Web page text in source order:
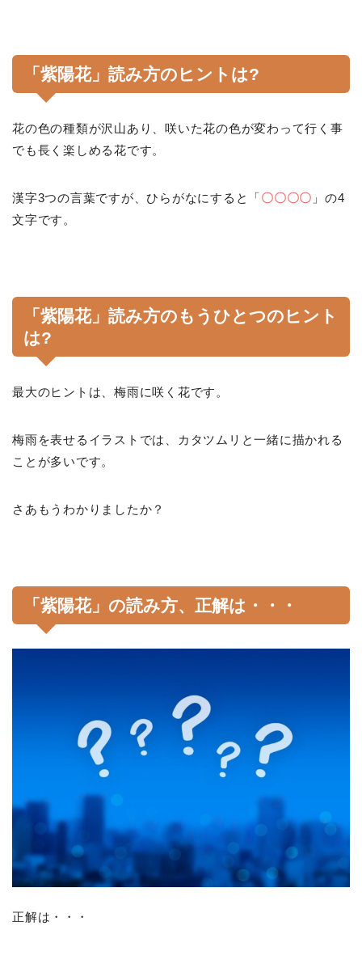
「紫陽花」読み方のヒントは?
花の色の種類が沢山あり、咲いた花の色が変わって行く事
でも長く楽しめる花です。
漢字3つの言葉ですが、ひらがなにすると「〇〇〇〇 」の4
文字です。
「紫陽花」読み方のもうひとつのヒント
は?
最大のヒントは、梅雨に咲く花です。
梅雨を表せるイラストでは、カタツムリと一緒に描かれる
ことが多いです。
さあもうわかりましたか？
「紫陽花」の読み方、正解は・・・
正解は・・・